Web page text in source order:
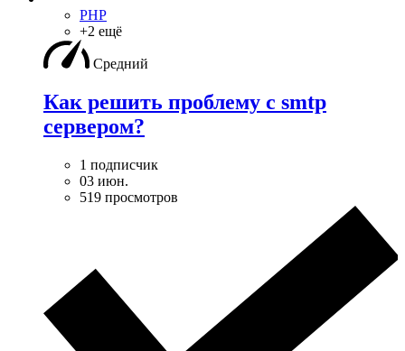
PHP
+2 ещё
Средний
Как решить проблему с smtp
сервером?
1 подписчик
03 июн.
519 просмотров